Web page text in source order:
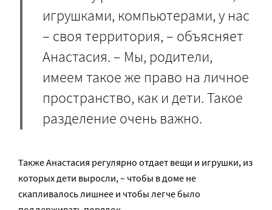
игрушками, компьютерами, у нас
– своя территория, – объясняет
Анастасия. – Мы, родители,
имеем такое же право на личное
пространство, как и дети. Такое
разделение очень важно.
Также Анастасия регулярно отдает вещи и игрушки, из
которых дети выросли, – чтобы в доме не
скапливалось лишнее и чтобы легче было